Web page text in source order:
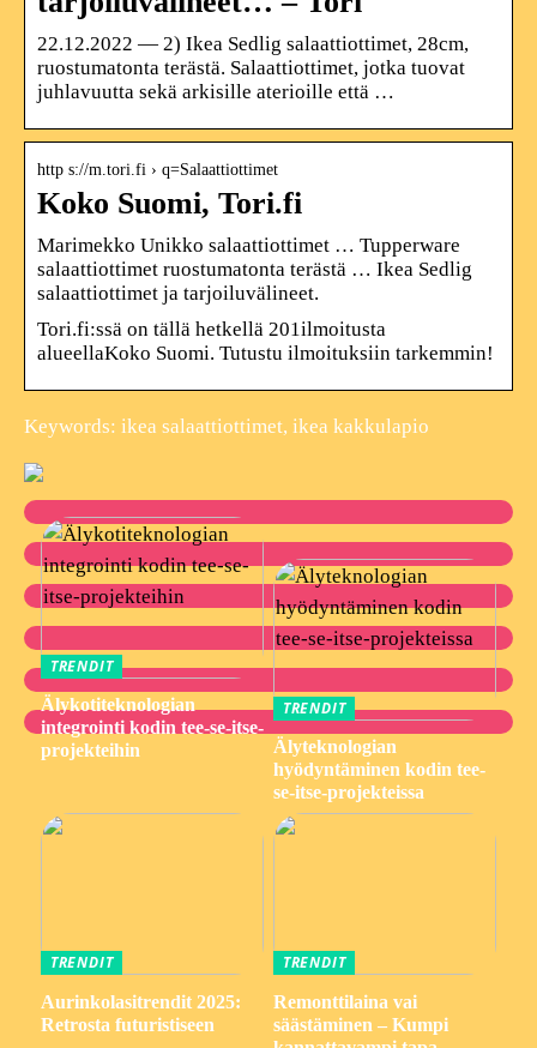
22.12.2022 — 2) Ikea Sedlig salaattiottimet, 28cm,
ruostumatonta terästä. Salaattiottimet, jotka tuovat
juhlavuutta sekä arkisille aterioille että …
http s://m.tori.fi › q=Salaattiottimet
Koko Suomi, Tori.fi
Marimekko Unikko salaattiottimet … Tupperware
salaattiottimet ruostumatonta terästä … Ikea Sedlig
salaattiottimet ja tarjoiluvälineet.
Tori.fi:ssä on tällä hetkellä 201ilmoitusta
alueellaKoko Suomi. Tutustu ilmoituksiin tarkemmin!
Keywords: ikea salaattiottimet, ikea kakkulapio
TRENDIT
Älykotiteknologian
integrointi kodin tee-se-itse-
projekteihin
TRENDIT
Älyteknologian
hyödyntäminen kodin tee-
se-itse-projekteissa
TRENDIT
Aurinkolasitrendit 2025:
Retrosta futuristiseen
TRENDIT
Remonttilaina vai
säästäminen – Kumpi